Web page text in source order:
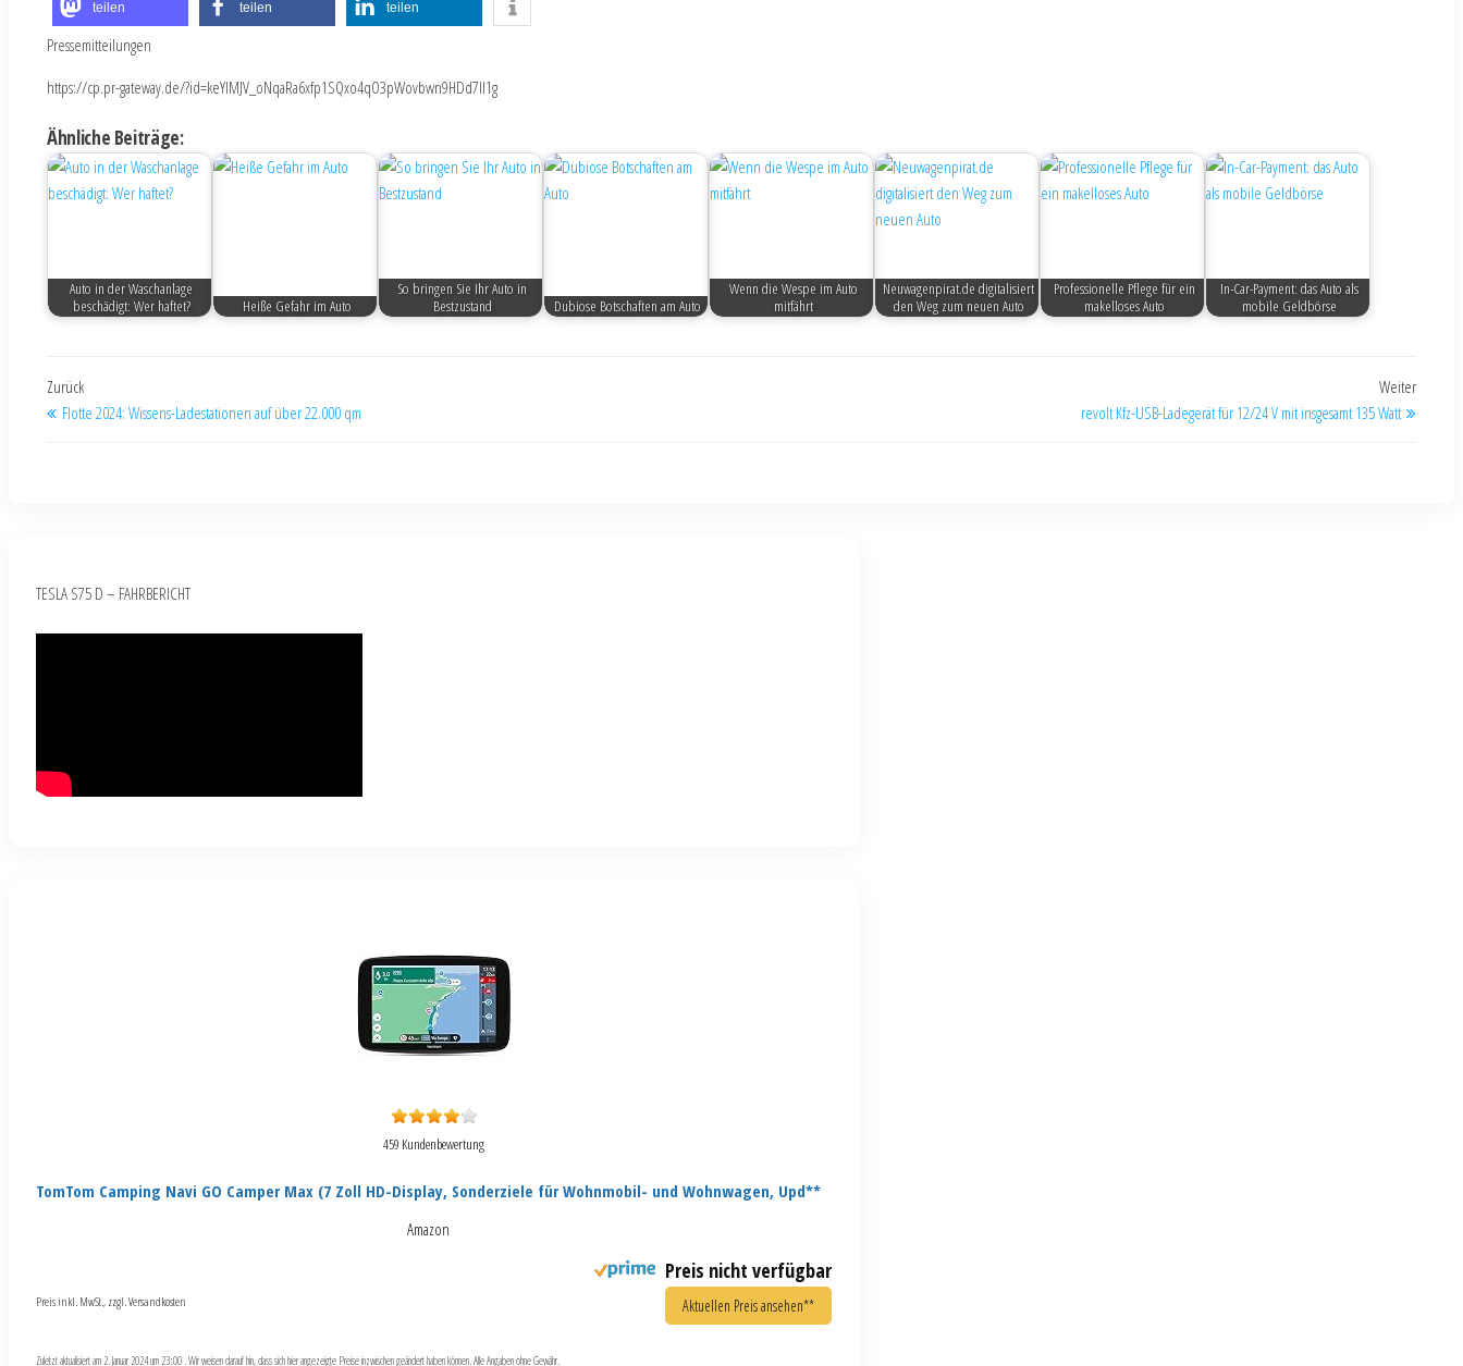
teilen teilen teilen
Pressemitteilungen
https://cp.pr-gateway.de/?id=keYlMJV_oNqaRa6xfp1SQxo4qO3pWovbwn9HDd7Il1g
Ähnliche Beiträge:
Auto in der Waschanlage
beschädigt: Wer haftet?
Heiße Gefahr im Auto
So bringen Sie Ihr Auto in
Bestzustand
Dubiose Botschaften am Auto
Wenn die Wespe im Auto
mitfährt
Neuwagenpirat.de digitalisiert
den Weg zum neuen Auto
Professionelle Pflege für ein
makelloses Auto
In-Car-Payment: das Auto als
mobile Geldbörse
Zurück
Flotte 2024: Wissens-Ladestationen auf über 22.000 qm
Weiter
revolt Kfz-USB-Ladegerät für 12/24 V mit insgesamt 135 Watt
TESLA S75 D – FAHRBERICHT
459 Kundenbewertung
TomTom Camping Navi GO Camper Max (7 Zoll HD-Display, Sonderziele für Wohnmobil- und Wohnwagen, Upd**
Amazon
Preis nicht verfügbar
Aktuellen Preis ansehen**
Preis inkl. MwSt., zzgl. Versandkosten
Zuletzt aktualisiert am 2. Januar 2024 um 23:00 . Wir weisen darauf hin, dass sich hier angezeigte Preise inzwischen geändert haben können. Alle Angaben ohne Gewähr.